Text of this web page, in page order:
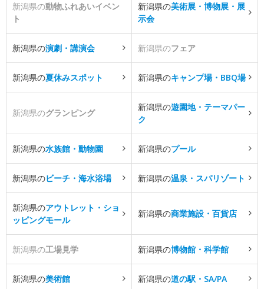
新潟県の動物ふれあいイベン
ト
新潟県の美術展・博物展・展
示会
新潟県の演劇・講演会 新潟県のフェア
新潟県の夏休みスポット 新潟県のキャンプ場・BBQ場
新潟県のグランピング
新潟県の遊園地・テーマパー
ク
新潟県の水族館・動物園 新潟県のプール
新潟県のビーチ・海水浴場 新潟県の温泉・スパリゾート
新潟県のアウトレット・ショ
ッピングモール
新潟県の商業施設・百貨店
新潟県の工場見学 新潟県の博物館・科学館
新潟県の美術館 新潟県の道の駅・SA/PA